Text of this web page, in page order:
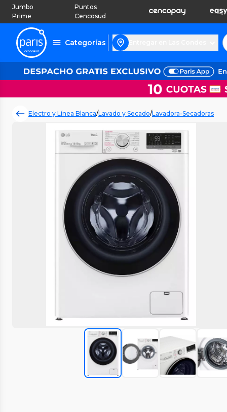
Jumbo
Prime
Puntos
Cencosud
Categorías
Electro y Línea Blanca/Lavado y Secado/Lavadora-Secadoras